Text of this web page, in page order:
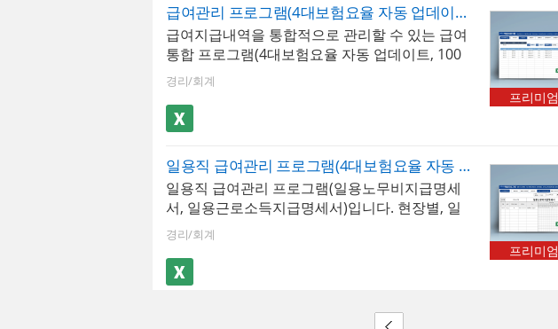
니다. 엑셀 파일 내 [최신 업데이트]버튼을 클릭하
면 매년 개정되는 4대보험요율 및 근로소득간이
세액표가 자동 업데이트 됩니다. ※ 프로그램 규
격 : MS오피스 엑셀 2007이상 ※ 프로그램 구성 :
세서, 급여입금내역서, 년도별급여지급, 사원별급
여지급, 급여결산보고서, 재직증명서(경력증명
서,퇴직증명서), 근로계약서
력이 가능하며, 년도별 급여지급내역, 사원별 급
여지급내역, 급여결산보고서 형태로 급여 통계 관
리가 가능합니다. 사원별 급여지급내역과 급여결
산보고서는 그래프화하여 보고서 형태로 사용하
경력증명서, 퇴직증명서, 근로계약서를 작성할 수
있습니다. 엑셀 파일 내 [최신 업데이트]버튼을 클
간이세액표가 자동 업데이트 됩니다. ※ 프로그램
규격 : MS오피스 엑셀 2007이상 ※ 프로그램 구
성 : 회사정보, 사원정보, 급여입력, 급여대장, 급
여명세서, 급여입금내역서, 년도별급여지급, 사원
명서,퇴직증명서), 근로계약서
급여관리 프로그램(4대보험요율 자동 업데이트, 100인용, 급여대장, 급여명세서, 급여입금내역, 급여통계관리, 증명서발행)
급여지급내역을 통합적으로 관리할 수 있는 급여
통합 프로그램(4대보험요율 자동 업데이트, 100
인용)입니다. 급여내역을 월별로 입력, 저장, 검색
할 수 있습니다. 4대보험이 자동계산(근로소득세,
지방소득세, 고용보험, 국민연금, 건강보험, 장기
요양보험)되며, 급여지급항목 및 공제항목은 최
역은 급여대장, 급여명세서, 급여입금내역서 시트
에서 자동으로 불러올 수 있습니다. 사원정보를
바탕으로 재직증명서, 경력증명서, 퇴직증명서 자
동 발급이 가능합니다. 엑셀 파일 내 [최신 업데이
및 근로소득간이세액표가 자동 업데이트 됩니다.
※ 프로그램 규격 : MS오피스 엑셀 2007이상 ※
프로그램 구성 : 회사정보, 사원정보, 급여입력, 급
경리/회계
프리미엄
일용직 급여관리 프로그램(4대보험요율 자동 업데이트, 일용노무비지급명세서, 일용근로소득지급명세서)
일용직 급여관리 프로그램(일용노무비지급명세
서, 일용근로소득지급명세서)입니다. 현장별, 일
자별 출근기록을 저장, 검색, 데이터 누적 저장 기
능을 사용할 수 있습니다. 일용직 근로자의 공제
기준에 맞도록 근로소득세, 지방소득세 및 4대보
험이 자동 계산됩니다. 현장별/월별로도 출근기
동으로 불러와서 출력 할 수 있습니다. 엑셀 파일
경리/회계
프리미엄